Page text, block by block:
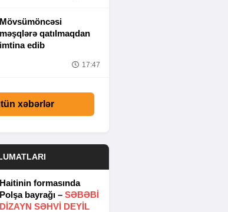
Mövsümöncəsi
məşqlərə qatılmaqdan
imtina edib
17:47
xəbərlər
Haitinin formasında
Polşa bayrağı – SƏBƏBI
DIZAYN SƏHVI DEYIL